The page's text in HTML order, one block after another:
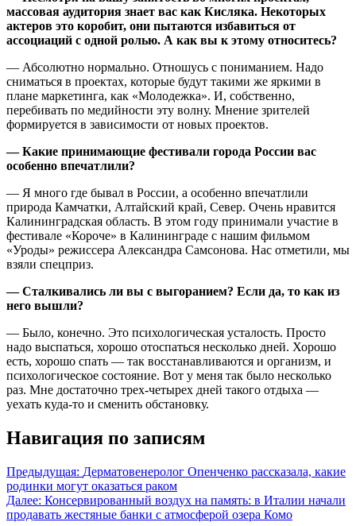
массовая аудитория знает вас как Кисляка. Некоторых
актеров это коробит, они пытаются избавиться от
ассоциаций с одной ролью. А как вы к этому относитесь?
— Абсолютно нормально. Отношусь с пониманием. Надо
сниматься в проектах, которые будут такими же яркими в
плане маркетинга, как «Молодежка». И, собственно,
перебивать по медийности эту волну. Мнение зрителей
формируется в зависимости от новых проектов.
— Какие принимающие фестивали города России вас
особенно впечатлили?
— Я много где бывал в России, а особенно впечатлили
природа Камчатки, Алтайский край, Север. Очень нравится
Калининградская область. В этом году принимали участие в
фестивале «Короче» в Калининграде с нашим фильмом
«Уроды» режиссера Александра Самсонова. Нас отметили, мы
взяли спецприз.
— Сталкивались ли вы с выгоранием? Если да, то как из
него вышли?
— Было, конечно. Это психологическая усталость. Просто
надо выспаться, хорошо отоспаться несколько дней. Хорошо
есть, хорошо спать — так восстанавливаются и организм, и
психологическое состояние. Вот у меня так было несколько
раз. Мне достаточно трех-четырех дней такого отдыха —
уехать куда-то и сменить обстановку.
Навигация по записям
Предыдущая: Дерматовенеролог Опенченко рассказала, какие
родинки могут оказаться раком
Далее: Консервированный воздух на память: в Италии начали
продавать жестяные банки с атмосферой озера Комо